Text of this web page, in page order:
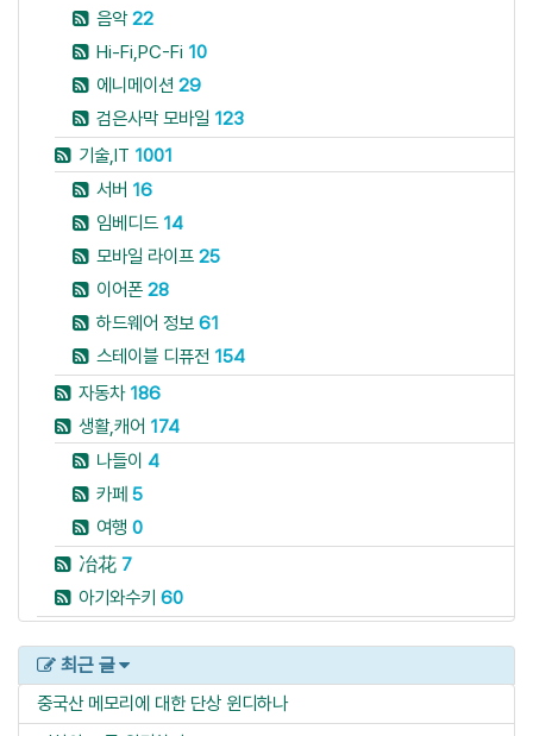
음악22
Hi-Fi,PC-Fi 10
에니메이션 29
검은사막 모바일 123
기술,IT 1001
서버 16
임베디드 14
모바일 라이프 25
이어폰 28
하드웨어 정보 61
스테이블 디퓨전 154
자동차 186
생활,캐어 174
나들이 4
카페 5
여행 0
冶花 7
아기와수키 60
최근 글
중국산 메모리에 대한 단상 윈디하나